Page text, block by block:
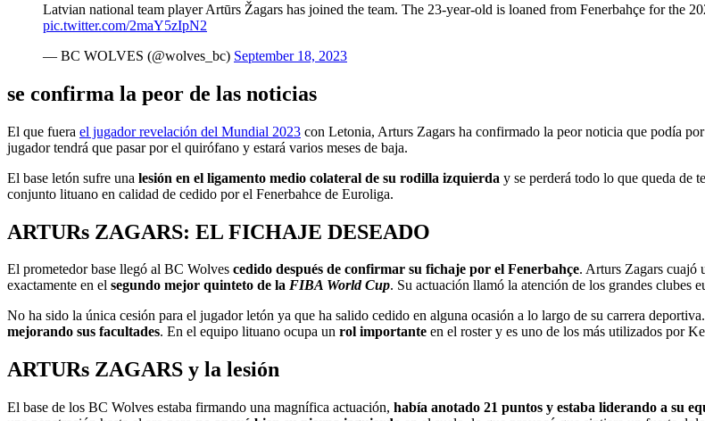
Latvian national team player Artūrs Žagars has joined the team. The 23-year-old is loaned from Fenerbahçe for the
pic.twitter.com/2maY5zIpN2
— BC WOLVES (@wolves_bc) September 18, 2023
se confirma la peor de las noticias
El que fuera el jugador revelación del Mundial 2023 con Letonia, Arturs Zagars ha confirmado la peor noticia que podía
jugador tendrá que pasar por el quirófano y estará varios meses de baja.
El base letón sufre una lesión en el ligamento medio colateral de su rodilla izquierda y se perderá todo lo que queda de
conjunto lituano en calidad de cedido por el Fenerbahce de Euroliga.
ARTURs ZAGARS: EL FICHAJE DESEADO
El prometedor base llegó al BC Wolves cedido después de confirmar su fichaje por el Fenerbahçe. Arturs Zagars cuajó
exactamente en el segundo mejor quinteto de la FIBA World Cup. Su actuación llamó la atención de los grandes clubes
No ha sido la única cesión para el jugador letón ya que ha salido cedido en alguna ocasión a lo largo de su carrera
mejorando sus facultades. En el equipo lituano ocupa un rol importante en el roster y es uno de los más utilizados por
ARTURs ZAGARS y la lesión
El base de los BC Wolves estaba firmando una magnífica actuación, había anotado 21 puntos y estaba liderando a su